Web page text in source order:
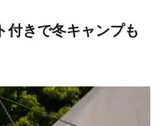
付きで冬キャンプも